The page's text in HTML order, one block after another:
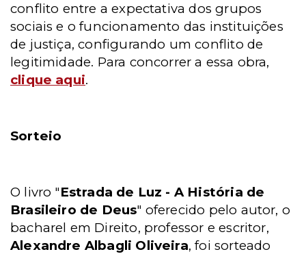
conflito entre a expectativa dos grupos
sociais e o funcionamento das instituições
de justiça, configurando um conflito de
legitimidade. Para concorrer a essa obra,
clique aqui.
Sorteio
O livro "Estrada de Luz - A História de
Brasileiro de Deus" oferecido pelo autor, o
bacharel em Direito, professor e escritor,
Alexandre Albagli Oliveira, foi sorteado